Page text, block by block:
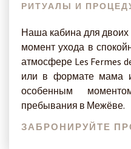
РИТУАЛЫ И
Наша кабина для двоих
момент ухода в
атмосфере Les Fermes
или в формате мама
особенным
пребывания в Межёве.
ЗАБРОНИРУЙТЕ